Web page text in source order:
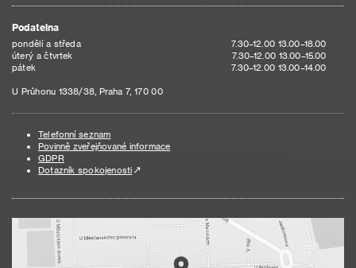
Podatelna
pondělí a středa
7.30–12.00 13.00–18.00
úterý a čtvrtek
7.30–12.00 13.00–15.00
pátek
7.30–12.00 13.00–14.00
U Průhonu 1338/38, Praha 7, 170 00
Telefonní seznam
Povinně zveřejňované informace
GDPR
Dotazník spokojenosti